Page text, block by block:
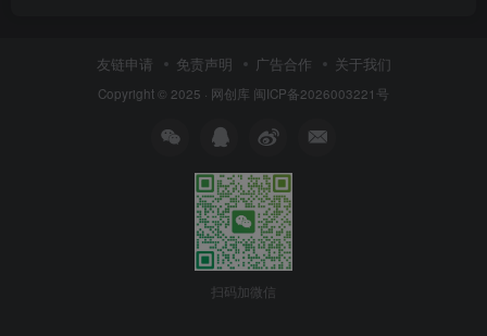
友链申请 免责声明 广告合作 关于我们
Copyright © 2025 · 网创库 闽ICP备2026003221号
扫码加微信